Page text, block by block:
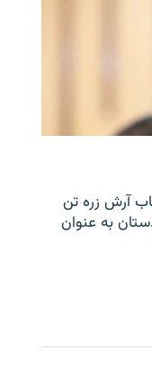
آرش زره تن
به عنوان